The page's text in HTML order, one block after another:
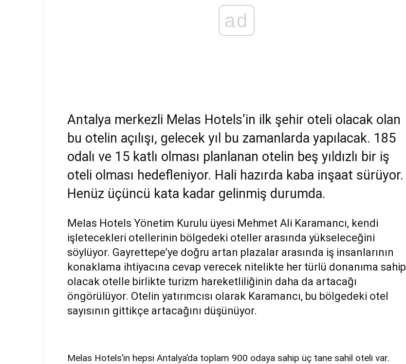
ad
Antalya merkezli Melas Hotels’in ilk şehir oteli olacak olan
bu otelin açılışı, gelecek yıl bu zamanlarda yapılacak. 185
odalı ve 15 katlı olması planlanan otelin beş yıldızlı bir iş
oteli olması hedefleniyor. Hali hazırda kaba inşaat sürüyor.
Henüz üçüncü kata kadar gelinmiş durumda.
Melas Hotels Yönetim Kurulu üyesi Mehmet Ali Karamancı, kendi
işletecekleri otellerinin bölgedeki oteller arasında yükseleceğini
söylüyor. Gayrettepe’ye doğru artan plazalar arasında iş insanlarının
konaklama ihtiyacına cevap verecek nitelikte her türlü donanıma sahip
olacak otelle birlikte turizm hareketliliğinin daha da artacağı
öngörülüyor. Otelin yatırımcısı olarak Karamancı, bu bölgedeki otel
sayısının gittikçe artacağını düşünüyor.
Melas Hotels’in hepsi Antalya’da toplam 900 odaya sahip üç tane sahil oteli var.